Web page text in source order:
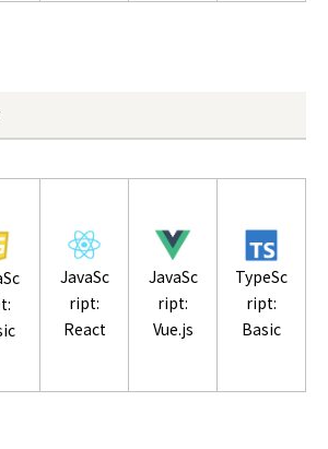
JavaSc
ript:
React
JavaSc
ript:
Vue.js
TypeSc
ript:
Basic